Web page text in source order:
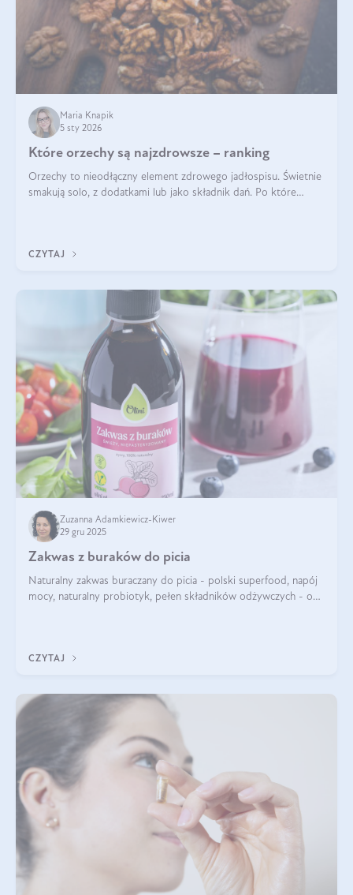
Maria Knapik
5 sty 2026
Które orzechy są najzdrowsze – ranking
Orzechy to nieodłączny element zdrowego jadłospisu. Świetnie
smakują solo, z dodatkami lub jako składnik dań. Po które
CZYTAJ
Zuzanna Adamkiewicz-Kiwer
29 gru 2025
Zakwas z buraków do picia
Naturalny zakwas buraczany do picia - polski superfood, napój
mocy, naturalny probiotyk, pełen składników odżywczych - o
CZYTAJ